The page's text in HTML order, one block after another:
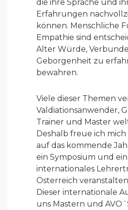
die ihre Sprache und
Erfahrungen
können. Menschliche
Empathie sind
Alter Würde,
Geborgenheit zu
bewahren.
Viele dieser Themen
Valdiationsanwender,
Trainer und Master
Deshalb freue ich mich
auf das kommende
ein Symposium und ein
internationales
Österreich
Dieser internationale
uns Mastern und